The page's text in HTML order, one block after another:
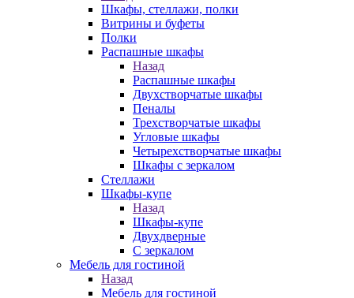
Шкафы, стеллажи, полки
Витрины и буфеты
Полки
Распашные шкафы
Назад
Распашные шкафы
Двухстворчатые шкафы
Пеналы
Трехстворчатые шкафы
Угловые шкафы
Четырехстворчатые шкафы
Шкафы с зеркалом
Стеллажи
Шкафы-купе
Назад
Шкафы-купе
Двухдверные
С зеркалом
Мебель для гостиной
Назад
Мебель для гостиной